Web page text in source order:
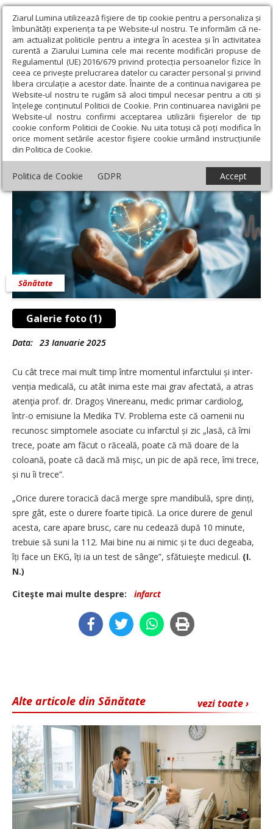
Ziarul Lumina utilizează fişiere de tip cookie pentru a personaliza și
îmbunătăți experiența ta pe Website-ul nostru. Te informăm că ne-
am actualizat politicile pentru a integra în acestea și în activitatea
curentă a Ziarului Lumina cele mai recente modificări propuse de
Regulamentul (UE) 2016/679 privind protecția persoanelor fizice în
ceea ce privește prelucrarea datelor cu caracter personal și privind
libera circulație a acestor date. Înainte de a continua navigarea pe
Website-ul nostru te rugăm să aloci timpul necesar pentru a citi și
înțelege conținutul Politicii de Cookie. Prin continuarea navigării pe
Website-ul nostru confirmi acceptarea utilizării fişierelor de tip
cookie conform Politicii de Cookie. Nu uita totuși că poți modifica în
orice moment setările acestor fişiere cookie urmând instrucțiunile
din Politica de Cookie.
Politica de Cookie GDPR Accept
Ziarul Lumina › Societate › Sănătate › Sfat preţios în caz de
infarct
Sfat preţios în caz de infarct
Galerie foto (1)
Sănătate
Data: 23 Ianuarie 2025
Cu cât trece mai mult timp între momentul infarctului și inter­
venția medicală, cu atât inima este mai grav afectată, a atras
aten­ţia prof. dr. Dragoș Vinereanu, medic primar cardiolog,
într-o emisiune la Medika TV. Problema este că oamenii nu
recunosc simptomele asociate cu infarctul și zic „lasă, că îmi
trece, poate am făcut o răceală, poate că mă doare de la
coloană, poate că dacă mă mișc, un pic de apă rece, îmi trece,
și nu îi trece”.
„Orice durere toracică dacă merge spre mandibulă, spre dinți,
spre gât, este o durere foarte tipică. La orice durere de genul
acesta, care apare brusc, care nu cedează după 10 minute,
trebuie să suni la 112. Mai bine nu ai nimic și te duci degeaba,
îți face un EKG, îți ia un test de sânge”, sfătuieşte medicul. (I.
N.)
Citeşte mai multe despre:
infarct
vezi toate ›
Alte articole din Sănătate